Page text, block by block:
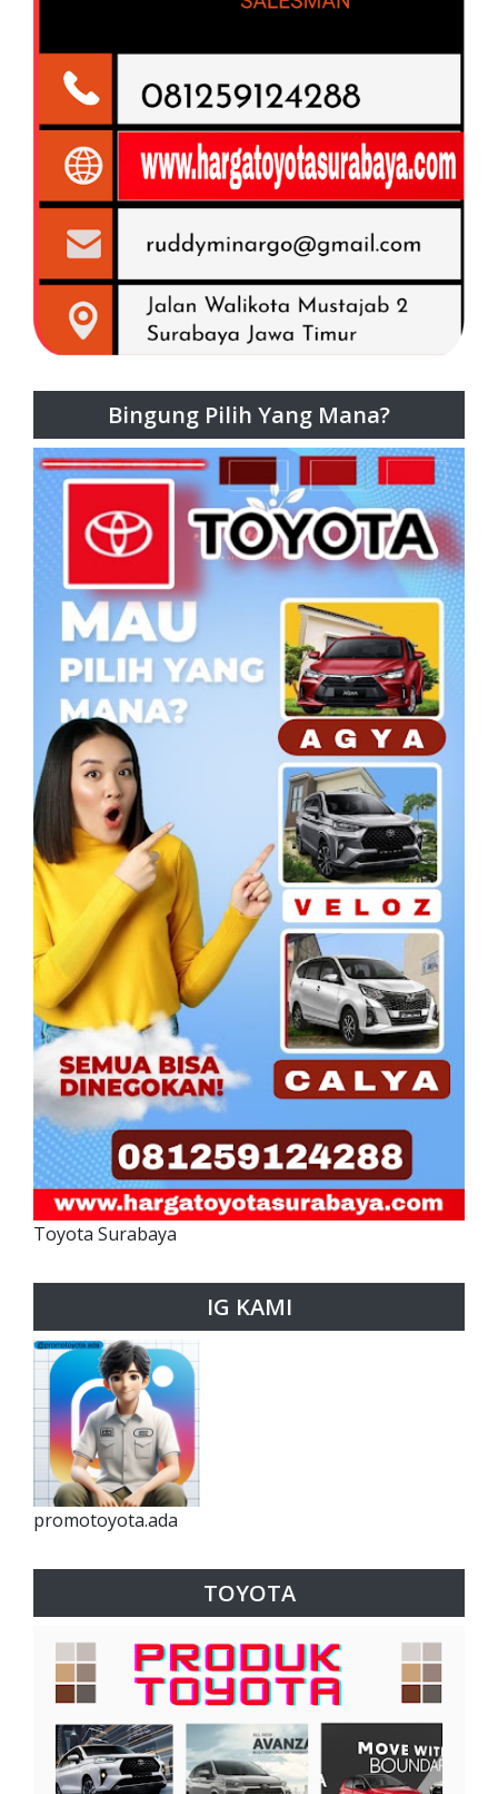
Bingung Pilih Yang Mana?
Toyota Surabaya
IG KAMI
promotoyota.ada
TOYOTA